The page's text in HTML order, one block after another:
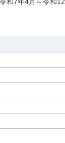
和7年4月～令和